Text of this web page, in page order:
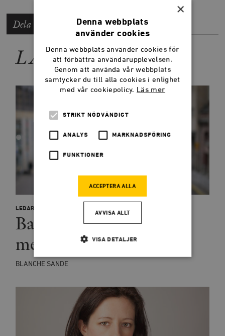
Dela artikeln
LÄS MER
LEDARE
Banta staten, inte
medborgarna
BLANCHE SANDE
×
Denna webbplats
använder cookies
Denna webbplats använder cookies för
att förbättra användarupplevelsen.
Genom att använda vår webbplats
samtycker du till alla cookies i enlighet
med vår cookiepolicy. Läs mer
STRIKT NÖDVÄNDIGT
ANALYS MARKNADSFÖRING
FUNKTIONER
ACCEPTERA ALLA
AVVISA ALLT
VISA DETALJER
Marknadsföring Funktioner
Strikt nödvändiga kakor tillåter
kärnwebbplatsfunktioner som användarinloggning
och kontohantering. Webbplatsen kan inte användas
ordentligt utan strikt nödvändiga cookies.